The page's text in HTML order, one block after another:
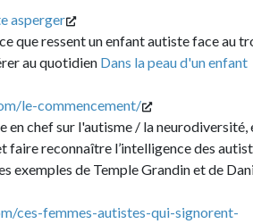
un enfant autiste face au trop-
Dans la peau d'un enfant
l'autisme / la neurodiversité, elle
l’intelligence des autistes
de Temple Grandin et de Daniel
autistes-qui-signorent-